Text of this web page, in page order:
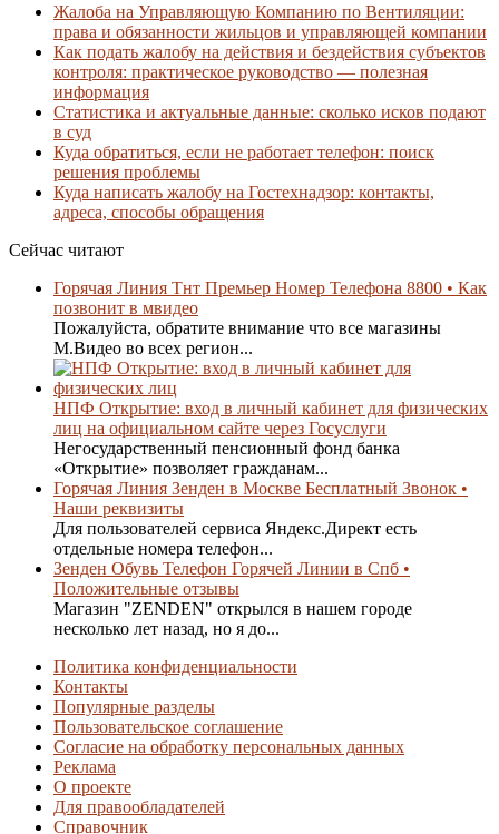
Жалоба на Управляющую Компанию по Вентиляции:
права и обязанности жильцов и управляющей компании
Как подать жалобу на действия и бездействия субъектов
контроля: практическое руководство — полезная
информация
Статистика и актуальные данные: сколько исков подают
в суд
Куда обратиться, если не работает телефон: поиск
решения проблемы
Куда написать жалобу на Гостехнадзор: контакты,
адреса, способы обращения
Сейчас читают
Горячая Линия Тнт Премьер Номер Телефона 8800 • Как
позвонит в мвидео
Пожалуйста, обратите внимание что все магазины
М.Видео во всех регион...
НПФ Открытие: вход в личный кабинет для физических
лиц на официальном сайте через Госуслуги
Негосударственный пенсионный фонд банка
«Открытие» позволяет гражданам...
Горячая Линия Зенден в Москве Бесплатный Звонок •
Наши реквизиты
Для пользователей сервиса Яндекс.Директ есть
отдельные номера телефон...
Зенден Обувь Телефон Горячей Линии в Спб •
Положительные отзывы
Магазин "ZENDEN" открылся в нашем городе
несколько лет назад, но я до...
Политика конфиденциальности
Контакты
Популярные разделы
Пользовательское соглашение
Согласие на обработку персональных данных
Реклама
О проекте
Для правообладателей
Справочник